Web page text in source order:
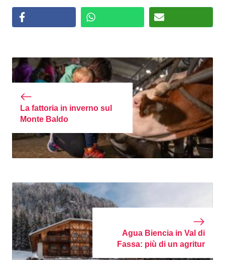
La fattoria in inverno sul
Monte Baldo
Agua Biencia in Val di
Fassa: più di un agritur